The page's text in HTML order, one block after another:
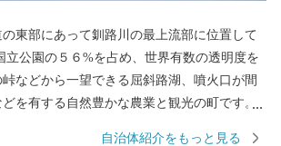
東部にあって釧路川の最上流部に位置して
などから一望できる屈斜路湖、噴火口が間
を有する自然豊かな農業と観光の町です。
自治体紹介をもっと見る